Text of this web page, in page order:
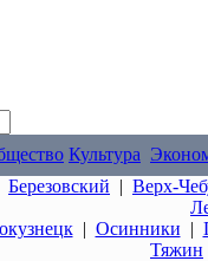
Культура
Березовский | Верх-
| Осинники |
Тяжин